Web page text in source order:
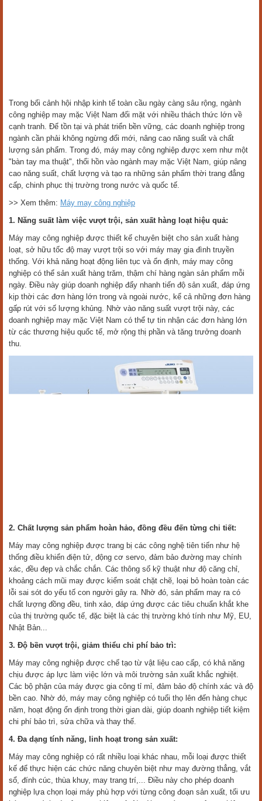
Trong bối cảnh hội nhập kinh tế toàn cầu ngày càng sâu rộng, ngành
công nghiệp may mặc Việt Nam đối mặt với nhiều thách thức lớn về
cạnh tranh. Để tồn tại và phát triển bền vững, các doanh nghiệp trong
ngành cần phải không ngừng đổi mới, nâng cao năng suất và chất
lượng sản phẩm. Trong đó, máy may công nghiệp được xem như một
"bàn tay ma thuật", thổi hồn vào ngành may mặc Việt Nam, giúp nâng
cao năng suất, chất lượng và tạo ra những sản phẩm thời trang đẳng
cấp, chinh phục thị trường trong nước và quốc tế.
>> Xem thêm: Máy may công nghiệp
1. Năng suất làm việc vượt trội, sản xuất hàng loạt hiệu quả:
Máy may công nghiệp được thiết kế chuyên biệt cho sản xuất hàng
loạt, sở hữu tốc độ may vượt trội so với máy may gia đình truyền
thống. Với khả năng hoạt động liên tục và ổn định, máy may công
nghiệp có thể sản xuất hàng trăm, thậm chí hàng ngàn sản phẩm mỗi
ngày. Điều này giúp doanh nghiệp đẩy nhanh tiến độ sản xuất, đáp ứng
kịp thời các đơn hàng lớn trong và ngoài nước, kể cả những đơn hàng
gấp rút với số lượng khủng. Nhờ vào năng suất vượt trội này, các
doanh nghiệp may mặc Việt Nam có thể tự tin nhận các đơn hàng lớn
từ các thương hiệu quốc tế, mở rộng thị phần và tăng trưởng doanh
thu.
2. Chất lượng sản phẩm hoàn hảo, đồng đều đến từng chi tiết:
Máy may công nghiệp được trang bị các công nghệ tiên tiến như hệ
thống điều khiển điện tử, động cơ servo, đảm bảo đường may chính
xác, đều đẹp và chắc chắn. Các thông số kỹ thuật như độ căng chỉ,
khoảng cách mũi may được kiểm soát chặt chẽ, loại bỏ hoàn toàn các
lỗi sai sót do yếu tố con người gây ra. Nhờ đó, sản phẩm may ra có
chất lượng đồng đều, tinh xảo, đáp ứng được các tiêu chuẩn khắt khe
của thị trường quốc tế, đặc biệt là các thị trường khó tính như Mỹ, EU,
Nhật Bản...
3. Độ bền vượt trội, giảm thiểu chi phí bảo trì:
Máy may công nghiệp được chế tạo từ vật liệu cao cấp, có khả năng
chịu được áp lực làm việc lớn và môi trường sản xuất khắc nghiệt.
Các bộ phận của máy được gia công tỉ mỉ, đảm bảo độ chính xác và độ
bền cao. Nhờ đó, máy may công nghiệp có tuổi thọ lên đến hàng chục
năm, hoạt động ổn định trong thời gian dài, giúp doanh nghiệp tiết kiệm
chi phí bảo trì, sửa chữa và thay thế.
4. Đa dạng tính năng, linh hoạt trong sản xuất:
Máy may công nghiệp có rất nhiều loại khác nhau, mỗi loại được thiết
kế để thực hiện các chức năng chuyên biệt như may đường thẳng, vắt
sổ, đính cúc, thùa khuy, may trang trí,... Điều này cho phép doanh
nghiệp lựa chọn loại máy phù hợp với từng công đoạn sản xuất, tối ưu